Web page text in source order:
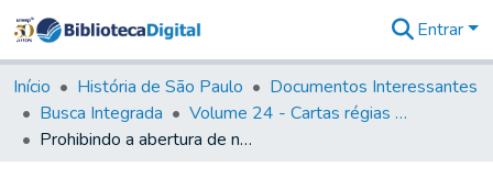
&
Coleções
Tudo na
Biblioteca
Entrar
Início História de São Paulo
Documentos Interessantes
Busca Integrada
Volume 24 - Cartas régias e provisões (1730- 1738)
Prohibindo a abertura de novo caminhos para as Minas de Guyazes